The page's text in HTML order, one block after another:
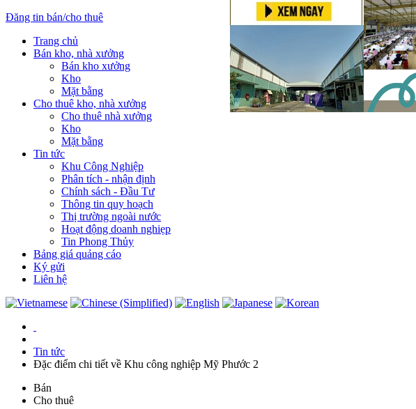
Đăng tin bán/cho thuê
Trang chủ
Bán kho, nhà xưởng
Bán kho xưởng
Kho
Mặt bằng
Cho thuê kho, nhà xưởng
Cho thuê nhà xưởng
Kho
Mặt bằng
Tin tức
Khu Công Nghiệp
Phân tích - nhận định
Chính sách - Đầu Tư
Thông tin quy hoạch
Thị trường ngoài nước
Hoạt động doanh nghiẹp
Tin Phong Thủy
Bảng giá quảng cáo
Ký gửi
Liên hệ
Tin tức
Đặc điểm chi tiết về Khu công nghiệp Mỹ Phước 2
Bán
Cho thuê